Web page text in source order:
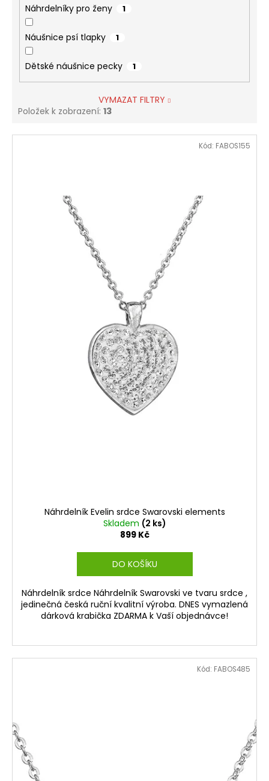
Náhrdelníky pro ženy 1
Náušnice psí tlapky 1
Dětské náušnice pecky 1
VYMAZAT FILTRY
Položek k zobrazení: 13
V
Náhrdelník Evelin srdce Swarovski elements
Skladem (2 ks)
899 Kč
DO KOŠÍKU
Náhrdelník srdce Náhrdelník Swarovski ve tvaru srdce ,
jedinečná česká ruční kvalitní výroba. DNES vymazlená
dárková krabička ZDARMA k Vaší objednávce!
Kód: FABOS155
Kód: FABOS485